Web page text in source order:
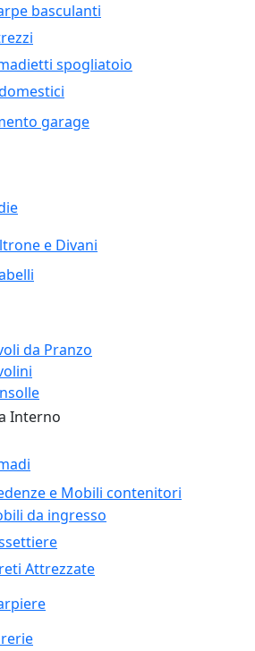
basculanti
spogliatoio
garage
e Divani
da Pranzo
Interno
e Mobili contenitori
da ingresso
Attrezzate